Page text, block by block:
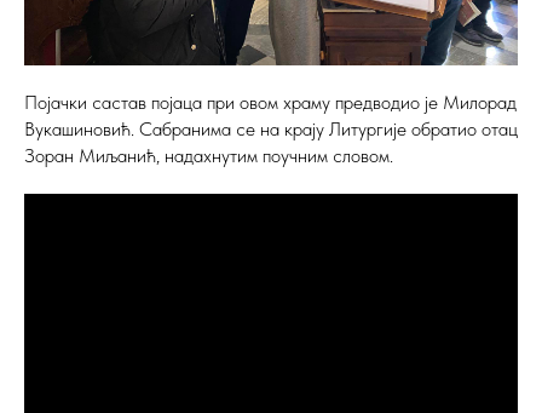
Појачки састав појаца при овом храму предводио је Милорад
Вукашиновић. Сабранима се на крају Литургије обратио отац
Зоран Миљанић, надахнутим поучним словом.